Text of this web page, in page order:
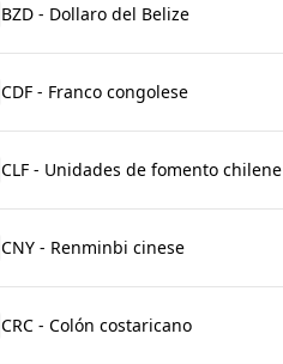
BZD - Dollaro del Belize
CDF - Franco congolese
CLF - Unidades de fomento chilene
CNY - Renminbi cinese
CRC - Colón costaricano